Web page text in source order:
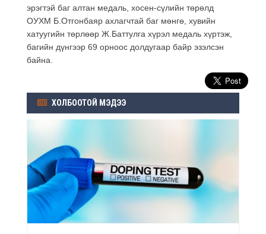
эрэгтэй баг алтан медаль, хосен-сүлийн төрөлд
ОУХМ Б.Отгонбаяр ахлагчтай баг мөнгө, хувийн
хатуугийн төрлөөр Ж.Баттулга хүрэл медаль хүртэж,
багийн дүнгээр 69 орноос долдугаар байр эзэлсэн
байна.
ХОЛБООТОЙ МЭДЭЭ